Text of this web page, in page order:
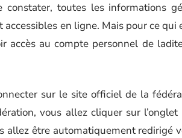
constater, toutes les informations
accessibles en ligne. Mais pour ce
accès au compte personnel de
sur le site officiel de la
vous allez cliquer sur l’onglet
allez être automatiquement redirigé